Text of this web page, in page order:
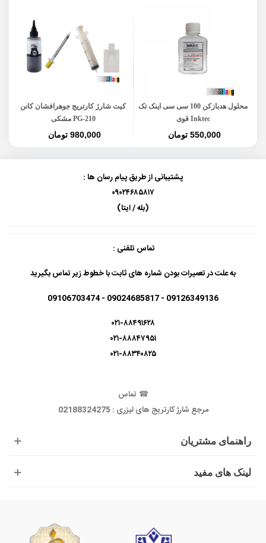
محلول هدبازکن 100 سی سی اینک تک
Inktec قوی
550,000 تومان
کیت شارژ کارتریج جوهرافشان کانن
PG-210 مشکی
980,000 تومان
راهنمای مشتریان
لینک های مفید
پشتیبانی از طریق پیام رسان ها :
۰۹۰۲۴۶۸۵۸۱۷
(بله / ایتا)
تماس تلفنی :
به علت در تعمیرات بودن شماره های ثابت با خطوط زیر تماس بگیرید
09126349136 - 09024685817 - 09106703474
۰۲۱-۸۸۴۹۱۶۲۸
۰۲۱-۸۸۸۴۷۹۵۱
۰۲۱-۸۸۳۴۰۸۲۵
☎ تماس
مرجع شارژ کارتریج های لیزری : 02188324275